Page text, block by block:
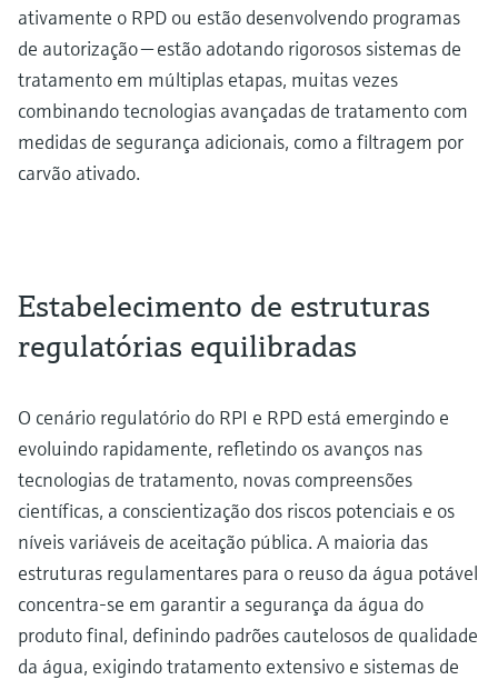
ativamente o RPD ou estão desenvolvendo programas
de autorização — estão adotando rigorosos sistemas de
tratamento em múltiplas etapas, muitas vezes
combinando tecnologias avançadas de tratamento com
medidas de segurança adicionais, como a filtragem por
carvão ativado.
Estabelecimento de estruturas
regulatórias equilibradas
O cenário regulatório do RPI e RPD está emergindo e
evoluindo rapidamente, refletindo os avanços nas
tecnologias de tratamento, novas compreensões
científicas, a conscientização dos riscos potenciais e os
níveis variáveis de aceitação pública. A maioria das
estruturas regulamentares para o reuso da água potável
concentra-se em garantir a segurança da água do
produto final, definindo padrões cautelosos de qualidade
da água, exigindo tratamento extensivo e sistemas de